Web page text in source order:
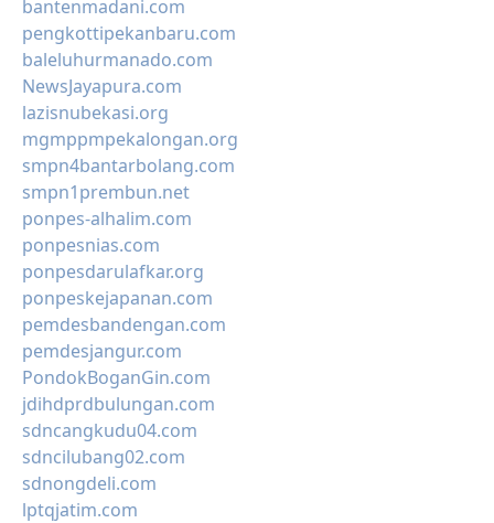
bantenmadani.com
pengkottipekanbaru.com
baleluhurmanado.com
NewsJayapura.com
lazisnubekasi.org
mgmppmpekalongan.org
smpn4bantarbolang.com
smpn1prembun.net
ponpes-alhalim.com
ponpesnias.com
ponpesdarulafkar.org
ponpeskejapanan.com
pemdesbandengan.com
pemdesjangur.com
PondokBoganGin.com
jdihdprdbulungan.com
sdncangkudu04.com
sdncilubang02.com
sdnongdeli.com
lptqjatim.com